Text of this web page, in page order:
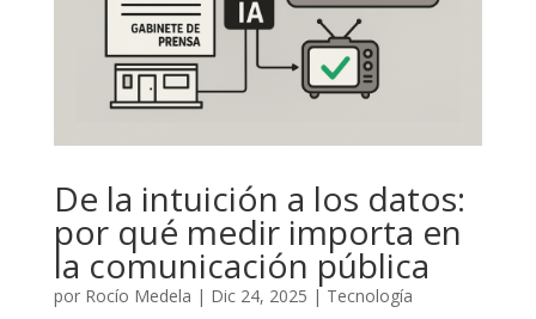
De la intuición a los datos:
por qué medir importa en
la comunicación pública
por Rocío Medela | Dic 24, 2025 | Tecnología